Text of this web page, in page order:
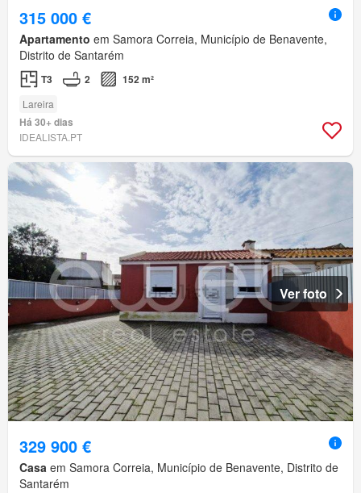
315 000 €
Apartamento em Samora Correia, Município de Benavente,
Distrito de Santarém
T3 2 152 m²
Lareira
Há 30+ dias
IDEALISTA.PT
Ver foto
329 900 €
Casa em Samora Correia, Município de Benavente, Distrito de
Santarém